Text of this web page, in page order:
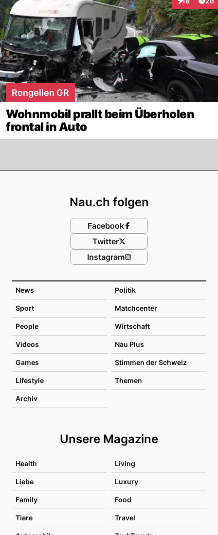
Interaktionen
Rongellen GR
Wohnmobil prallt beim Überholen
frontal in Auto
News Politik
Sport Matchcenter
People Wirtschaft
Videos Nau Plus
Games Stimmen der Schweiz
Lifestyle Themen
Archiv
Unsere Magazine
Health Living
Liebe Luxury
Family Food
Tiere Travel
Nau.ch folgen
Facebook
Twitter
Instagram